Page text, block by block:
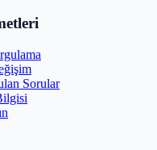
Sorular